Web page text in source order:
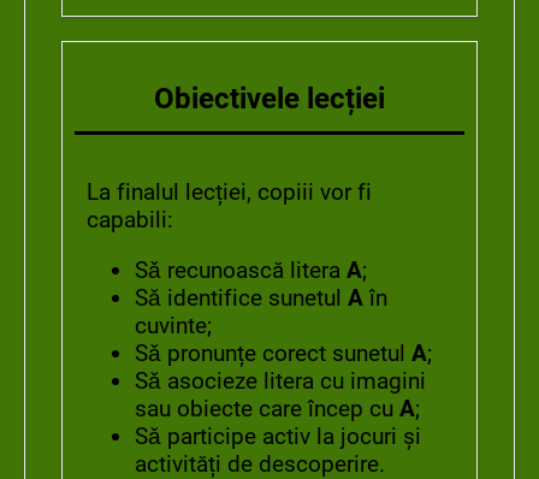
Obiectivele lecției
La finalul lecției, copiii vor fi
capabili:
Sǎ recunoască litera A;
Sǎ identifice sunetul A în
cuvinte;
Sǎ pronunțe corect sunetul A;
Sǎ asocieze litera cu imagini
sau obiecte care încep cu A;
Sǎ participe activ la jocuri și
activități de descoperire.